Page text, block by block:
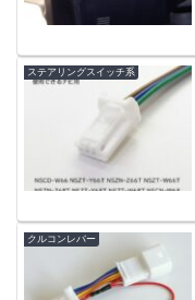
ステアリングスイッチ系
クルコンレバー